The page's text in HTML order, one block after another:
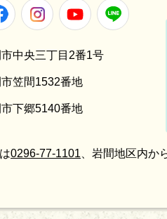
FacebookInstagramYoutube
中央三丁目2番1号
笠間1532番地
下郷5140番地
0296-77-1101 、岩間地区内か